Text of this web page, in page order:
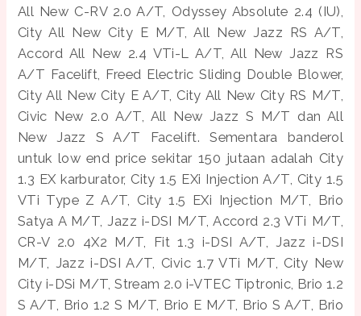
All New C-RV 2.0 A/T, Odyssey Absolute 2.4 (IU),
City All New City E M/T, All New Jazz RS A/T,
Accord All New 2.4 VTi-L A/T, All New Jazz RS
A/T Facelift, Freed Electric Sliding Double Blower,
City All New City E A/T, City All New City RS M/T,
Civic New 2.0 A/T, All New Jazz S M/T dan All
New Jazz S A/T Facelift. Sementara banderol
untuk low end price sekitar 150 jutaan adalah City
1.3 EX karburator, City 1.5 EXi Injection A/T, City 1.5
VTi Type Z A/T, City 1.5 EXi Injection M/T, Brio
Satya A M/T, Jazz i-DSI M/T, Accord 2.3 VTi M/T,
CR-V 2.0 4X2 M/T, Fit 1.3 i-DSI A/T, Jazz i-DSI
M/T, Jazz i-DSI A/T, Civic 1.7 VTi M/T, City New
City i-DSi M/T, Stream 2.0 i-VTEC Tiptronic, Brio 1.2
S A/T, Brio 1.2 S M/T, Brio E M/T, Brio S A/T, Brio